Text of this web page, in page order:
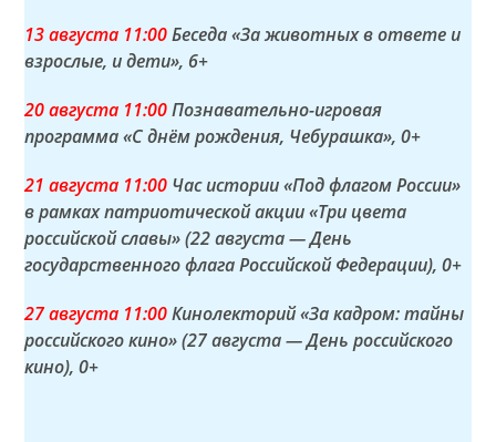
13 августа 11:00Беседа «За животных в ответе и
взрослые, и дети», 6+
20 августа 11:00Познавательно-игровая
программа «С днём рождения, Чебурашка», 0+
21 августа 11:00 Час истории «Под флагом России»
в рамках патриотической акции «Три цвета
российской славы» (22 августа — День
государственного флага Российской Федерации), 0+
27 августа 11:00Кинолекторий «За кадром: тайны
российского кино» (27 августа — День российского
кино), 0+